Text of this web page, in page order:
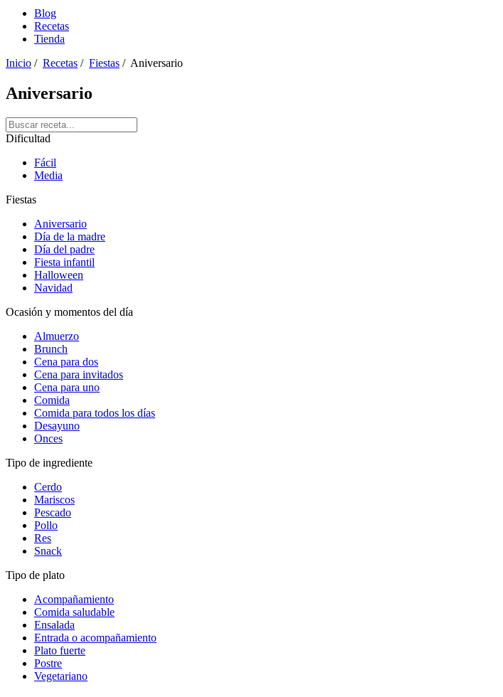
Blog
Recetas
Tienda
Inicio / Recetas / Fiestas / Aniversario
Aniversario
Dificultad
Fácil
Media
Fiestas
Aniversario
Día de la madre
Día del padre
Fiesta infantil
Halloween
Navidad
Ocasión y momentos del día
Almuerzo
Brunch
Cena para dos
Cena para invitados
Cena para uno
Comida
Comida para todos los días
Desayuno
Onces
Tipo de ingrediente
Cerdo
Mariscos
Pescado
Pollo
Res
Snack
Tipo de plato
Acompañamiento
Comida saludable
Ensalada
Entrada o acompañamiento
Plato fuerte
Postre
Vegetariano